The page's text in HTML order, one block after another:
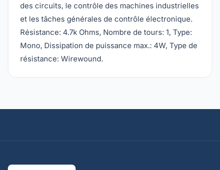
des circuits, le contrôle des machines industrielles
et les tâches générales de contrôle électronique.
Résistance: 4.7k Ohms, Nombre de tours: 1, Type:
Mono, Dissipation de puissance max.: 4W, Type de
résistance: Wirewound.